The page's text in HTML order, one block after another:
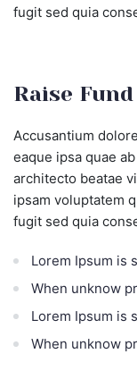
fugit sed quia
Raise
Accusantium
eaque ipsa quae
architecto beatae
ipsam voluptatem
fugit sed quia
Lorem Ipsum is
When unknow
Lorem Ipsum is
When unknow